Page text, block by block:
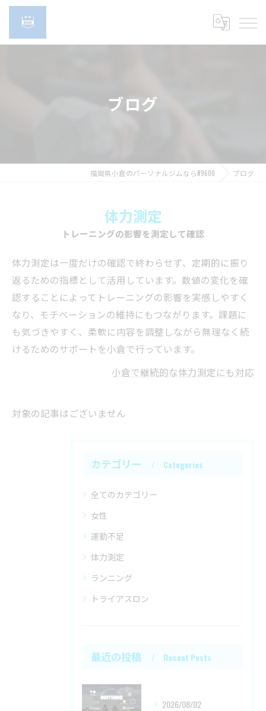
ブログ
福岡県小倉のパーソナルジムなら#9600 ブログ
体力測定
トレーニングの影響を測定して確認
体力測定は一度だけの確認で終わらせず、定期的に振り
返るための指標として活用しています。数値の変化を確
認することによってトレーニングの影響を実感しやすく
なり、モチベーションの維持にもつながります。課題に
も気づきやすく、柔軟に内容を調整しながら無理なく続
けるためのサポートを小倉で行っています。
小倉で継続的な体力測定にも対応
対象の記事はございません
カテゴリー Categories
全てのカテゴリー
女性
運動不足
体力測定
ランニング
トライアスロン
最近の投稿 Recent Posts
2026/08/02